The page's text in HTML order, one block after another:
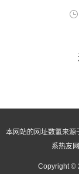
本网站的网址数氢来源
系热友
Copyright ©